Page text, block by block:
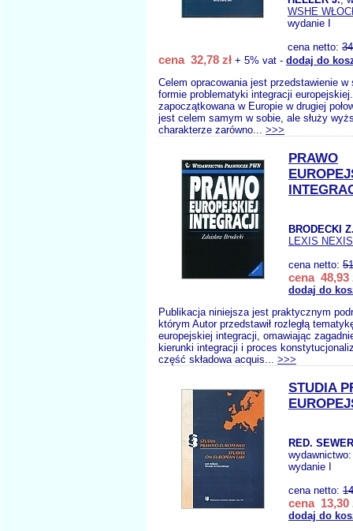
WSHE
wydanie I
cena netto:
cena 32,78 zł + 5% vat - dodaj do
Celem opracowania jest przedstawienie
formie problematyki integracji
zapoczątkowana w Europie w drugiej
jest celem samym w sobie, ale służy
charakterze zarówno... >>>
PRAWO
BRODECKI
LEXIS NEXIS
cena netto:
cena 48,93
dodaj do
Publikacja niniejsza jest praktycznym
którym Autor przedstawił rozległą
europejskiej integracji, omawiając
kierunki integracji i proces
część składowa acquis... >>>
STUDIA
RED.
wydanie I
cena netto:
cena 13,30
dodaj do